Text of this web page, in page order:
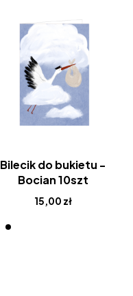
Bilecik do bukietu -
Bocian 10szt
15,00 zł